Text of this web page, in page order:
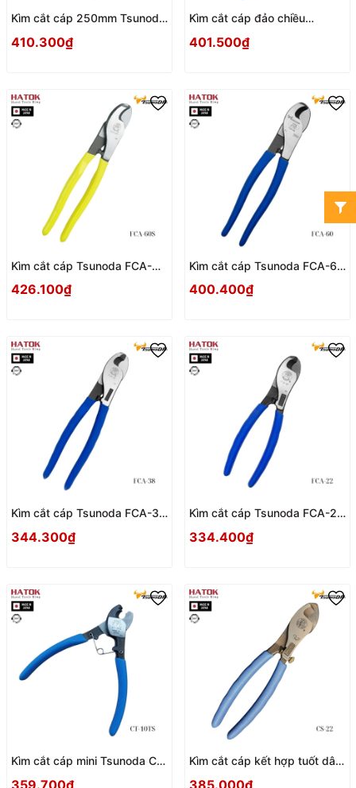
Kìm cắt cáp 250mm Tsunoda
410.300₫
Kìm cắt cáp đảo chiều
401.500₫
Kìm cắt cáp Tsunoda FCA-
426.100₫
Kìm cắt cáp Tsunoda FCA-60
400.400₫
Kìm cắt cáp Tsunoda FCA-38
344.300₫
Kìm cắt cáp Tsunoda FCA-22
334.400₫
Kìm cắt cáp mini Tsunoda CT-
359.700₫
Kìm cắt cáp kết hợp tuốt dây
385.000₫